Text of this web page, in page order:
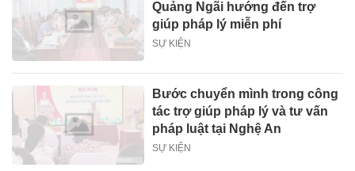
Quảng Ngãi hướng đến trợ
giúp pháp lý miễn phí
SỰ KIỆN
Bước chuyển mình trong công
tác trợ giúp pháp lý và tư vấn
pháp luật tại Nghệ An
SỰ KIỆN